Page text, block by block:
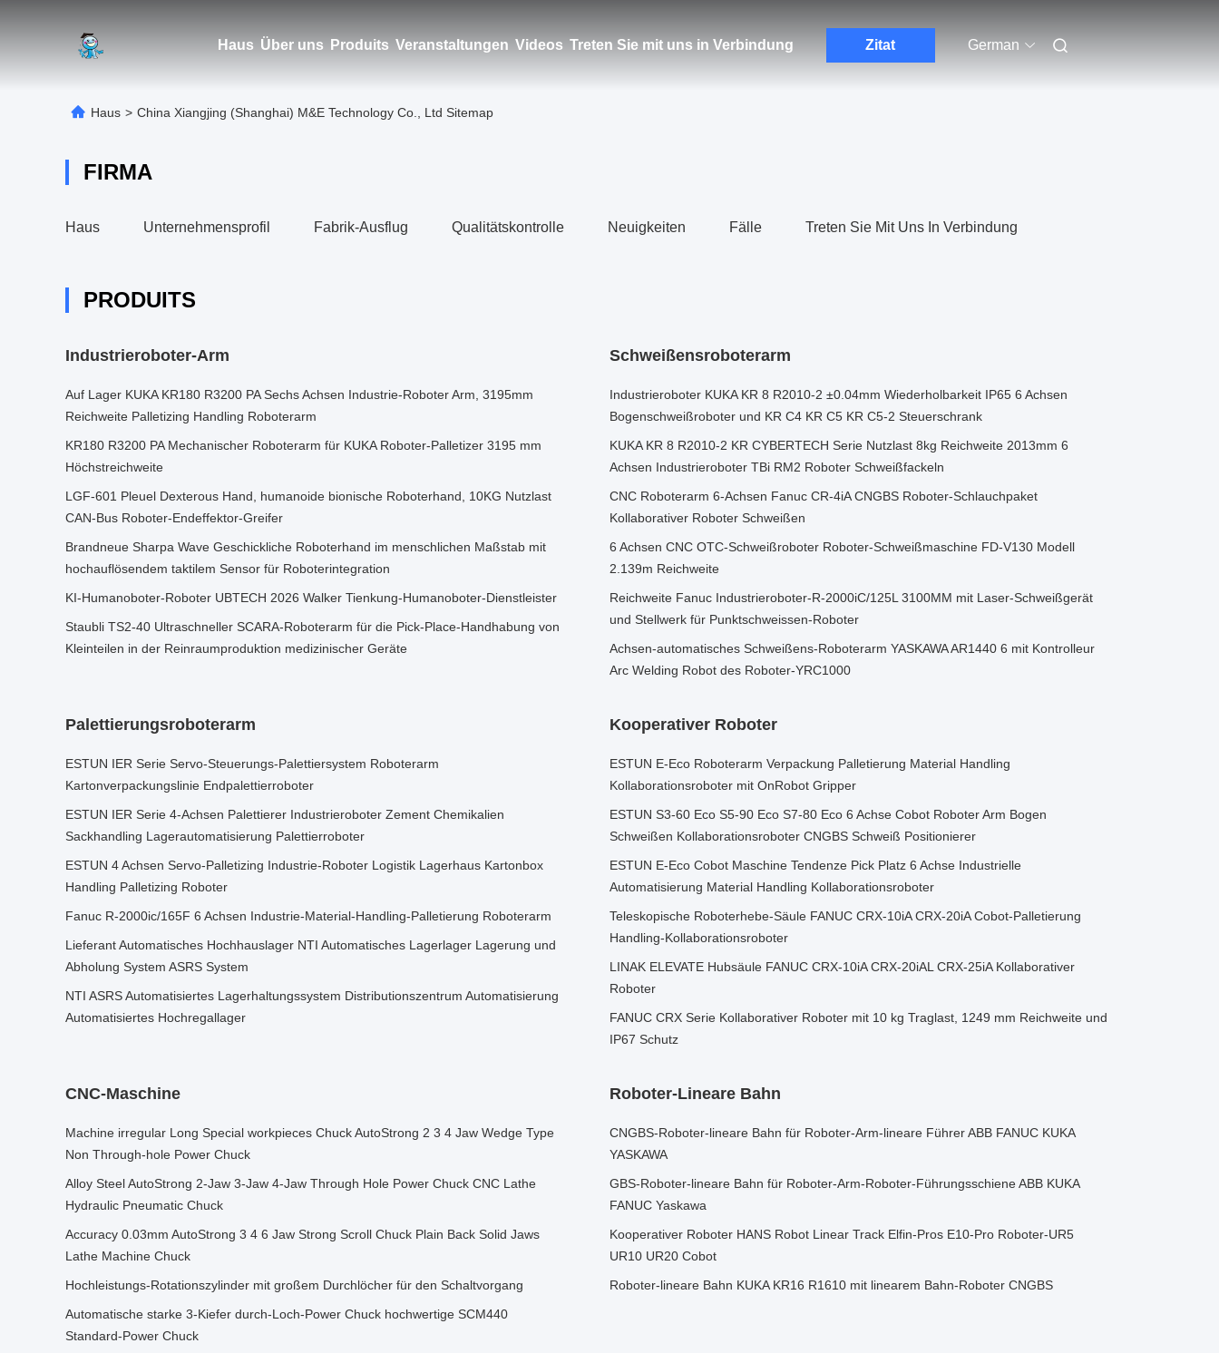
Haus Über uns Produits Veranstaltungen Videos Treten Sie mit uns in Verbindung Zitat German
Haus > China Xiangjing (Shanghai) M&E Technology Co., Ltd Sitemap
FIRMA
Haus Unternehmensprofil Fabrik-Ausflug Qualitätskontrolle Neuigkeiten Fälle Treten Sie Mit Uns In Verbindung
PRODUITS
Industrieroboter-Arm
Auf Lager KUKA KR180 R3200 PA Sechs Achsen Industrie-Roboter Arm, 3195mm
Reichweite Palletizing Handling Roboterarm
KR180 R3200 PA Mechanischer Roboterarm für KUKA Roboter-Palletizer 3195 mm
Höchstreichweite
LGF-601 Pleuel Dexterous Hand, humanoide bionische Roboterhand, 10KG Nutzlast
CAN-Bus Roboter-Endeffektor-Greifer
Brandneue Sharpa Wave Geschickliche Roboterhand im menschlichen Maßstab mit
hochauflösendem taktilem Sensor für Roboterintegration
KI-Humanoboter-Roboter UBTECH 2026 Walker Tienkung-Humanoboter-Dienstleister
Staubli TS2-40 Ultraschneller SCARA-Roboterarm für die Pick-Place-Handhabung von
Kleinteilen in der Reinraumproduktion medizinischer Geräte
Schweißensroboterarm
Industrieroboter KUKA KR 8 R2010-2 ±0.04mm Wiederholbarkeit IP65 6 Achsen
Bogenschweißroboter und KR C4 KR C5 KR C5-2 Steuerschrank
KUKA KR 8 R2010-2 KR CYBERTECH Serie Nutzlast 8kg Reichweite 2013mm 6
Achsen Industrieroboter TBi RM2 Roboter Schweißfackeln
CNC Roboterarm 6-Achsen Fanuc CR-4iA CNGBS Roboter-Schlauchpaket
Kollaborativer Roboter Schweißen
6 Achsen CNC OTC-Schweißroboter Roboter-Schweißmaschine FD-V130 Modell
2.139m Reichweite
Reichweite Fanuc Industrieroboter-R-2000iC/125L 3100MM mit Laser-Schweißgerät
und Stellwerk für Punktschweissen-Roboter
Achsen-automatisches Schweißens-Roboterarm YASKAWA AR1440 6 mit Kontrolleur
Arc Welding Robot des Roboter-YRC1000
Palettierungsroboterarm
ESTUN IER Serie Servo-Steuerungs-Palettiersystem Roboterarm
Kartonverpackungslinie Endpalettierroboter
ESTUN IER Serie 4-Achsen Palettierer Industrieroboter Zement Chemikalien
Sackhandling Lagerautomatisierung Palettierroboter
ESTUN 4 Achsen Servo-Palletizing Industrie-Roboter Logistik Lagerhaus Kartonbox
Handling Palletizing Roboter
Fanuc R-2000ic/165F 6 Achsen Industrie-Material-Handling-Palletierung Roboterarm
Lieferant Automatisches Hochhauslager NTI Automatisches Lagerlager Lagerung und
Abholung System ASRS System
NTI ASRS Automatisiertes Lagerhaltungssystem Distributionszentrum Automatisierung
Automatisiertes Hochregallager
Kooperativer Roboter
ESTUN E-Eco Roboterarm Verpackung Palletierung Material Handling
Kollaborationsroboter mit OnRobot Gripper
ESTUN S3-60 Eco S5-90 Eco S7-80 Eco 6 Achse Cobot Roboter Arm Bogen
Schweißen Kollaborationsroboter CNGBS Schweiß Positionierer
ESTUN E-Eco Cobot Maschine Tendenze Pick Platz 6 Achse Industrielle
Automatisierung Material Handling Kollaborationsroboter
Teleskopische Roboterhebe-Säule FANUC CRX-10iA CRX-20iA Cobot-Palletierung
Handling-Kollaborationsroboter
LINAK ELEVATE Hubsäule FANUC CRX-10iA CRX-20iAL CRX-25iA Kollaborativer
Roboter
FANUC CRX Serie Kollaborativer Roboter mit 10 kg Traglast, 1249 mm Reichweite und
IP67 Schutz
CNC-Maschine
Machine irregular Long Special workpieces Chuck AutoStrong 2 3 4 Jaw Wedge Type
Non Through-hole Power Chuck
Alloy Steel AutoStrong 2-Jaw 3-Jaw 4-Jaw Through Hole Power Chuck CNC Lathe
Hydraulic Pneumatic Chuck
Accuracy 0.03mm AutoStrong 3 4 6 Jaw Strong Scroll Chuck Plain Back Solid Jaws
Lathe Machine Chuck
Hochleistungs-Rotationszylinder mit großem Durchlöcher für den Schaltvorgang
Automatische starke 3-Kiefer durch-Loch-Power Chuck hochwertige SCM440
Standard-Power Chuck
Roboter-Lineare Bahn
CNGBS-Roboter-lineare Bahn für Roboter-Arm-lineare Führer ABB FANUC KUKA
YASKAWA
GBS-Roboter-lineare Bahn für Roboter-Arm-Roboter-Führungsschiene ABB KUKA
FANUC Yaskawa
Kooperativer Roboter HANS Robot Linear Track Elfin-Pros E10-Pro Roboter-UR5
UR10 UR20 Cobot
Roboter-lineare Bahn KUKA KR16 R1610 mit linearem Bahn-Roboter CNGBS